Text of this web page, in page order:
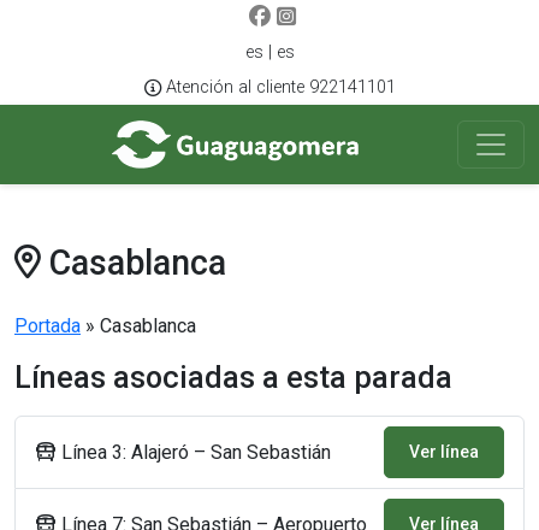
es | es
Atención al cliente 922141101
Casablanca
Portada » Casablanca
Líneas asociadas a esta parada
Línea 3: Alajeró – San Sebastián Ver línea
Línea 7: San Sebastián – Aeropuerto Ver línea